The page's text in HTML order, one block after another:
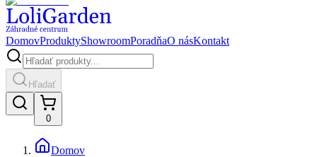
DomovProduktyShowroomPoradňaO násKontakt
Hľadať
0
Domov